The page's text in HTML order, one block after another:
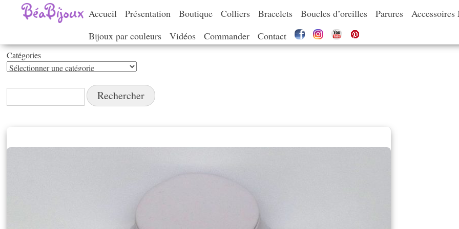
Accueil Présentation Boutique Colliers Bracelets Boucles d’oreilles Parures
Accessoires
Bijoux par couleurs
Vidéos Commander Contact
Catégories
Catégories
Rechercher :